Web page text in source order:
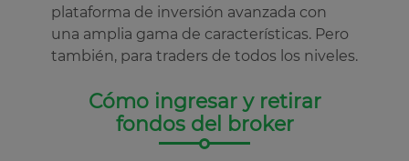
plataforma de inversión avanzada con
una amplia gama de características. Pero
también, para traders de todos los niveles.
Cómo ingresar y retirar
fondos del broker